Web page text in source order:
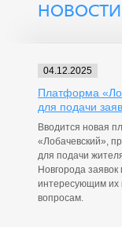
НОВОСТИ
04.12.2025
Платформа
для подачи
Вводится новая
«Лобачевский»,
для подачи
Новгорода заявок
интересующим
вопросам.